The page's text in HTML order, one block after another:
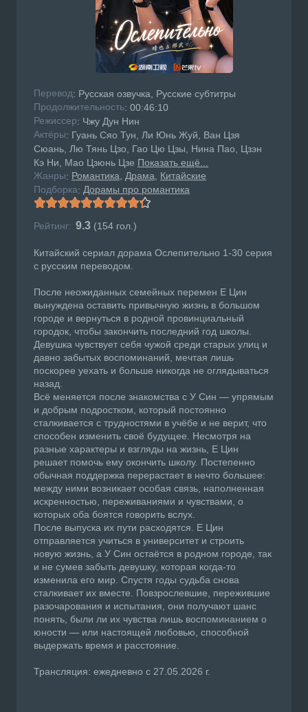
Перевод: Русская озвучка, Русские субтитры
Продолжительность: 00:46:10
Режисcер: Чжу Дун Нин
Актёры: Гуань Сяо Тун, Ли Юнь Жуй, Ван Цзя
Сюань, Лю Тянь Цзо, Гао Цю Цзы, Нина Пао, Цзэн
Кэ Ни, Мао Цзюнь Цзе Показать ещё...
Жанры: Романтика Драма Китайские
Подборка: Дорамы про романтика
Рейтинг: 9.3 (154 гол.)
Китайский сериал дорама Ослепительно 1-30 серия
с русским переводом.
После неожиданных семейных перемен Е Цин
вынуждена оставить привычную жизнь в большом
городе и вернуться в родной провинциальный
городок, чтобы закончить последний год школы.
Девушка чувствует себя чужой среди старых улиц и
давно забытых воспоминаний, мечтая лишь
поскорее уехать и больше никогда не оглядываться
назад.
Всё меняется после знакомства с У Син — упрямым
и добрым подростком, который постоянно
сталкивается с трудностями в учёбе и не верит, что
способен изменить своё будущее. Несмотря на
разные характеры и взгляды на жизнь, Е Цин
решает помочь ему окончить школу. Постепенно
обычная поддержка перерастает в нечто большее:
между ними возникает особая связь, наполненная
искренностью, переживаниями и чувствами, о
которых оба боятся говорить вслух.
После выпуска их пути расходятся. Е Цин
отправляется учиться в университет и строить
новую жизнь, а У Син остаётся в родном городе, так
и не сумев забыть девушку, которая когда-то
изменила его мир. Спустя годы судьба снова
сталкивает их вместе. Повзрослевшие, пережившие
разочарования и испытания, они получают шанс
понять, были ли их чувства лишь воспоминанием о
юности — или настоящей любовью, способной
выдержать время и расстояние.
Трансляция: ежедневно с 27.05.2026 г.